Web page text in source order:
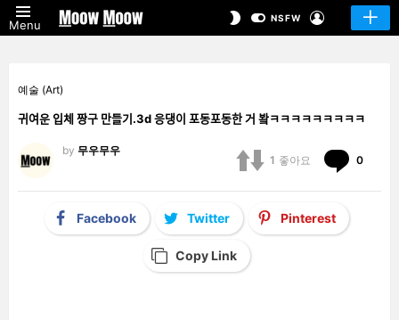
Menu
SWITCHNSFW
예술 (Art)
귀여운 입체 짱구 만들기.3d 응댕이 포동포동한 거 봨ㅋㅋㅋㅋㅋㅋㅋㅋㅋ
by 무우무우
1 좋아요 0
Facebook Twitter Pinterest
Copy Link